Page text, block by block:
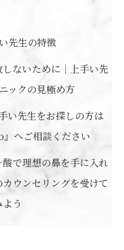
先生の特徴
ないために｜上手い先
ックの見極め方
い先生をお探しの方は
へご相談ください
で理想の鼻を手に入れ
ウンセリングを受けて
よう